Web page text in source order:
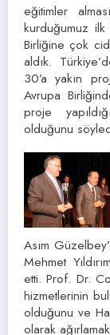
eğitimler
kurduğumuz
Birliğine çok
aldık.
30’a yakın
Avrupa
proje
olduğunu
Asım
Mehmet
etti. Prof. Dr.
hizmetlerinin
olduğunu ve
olarak